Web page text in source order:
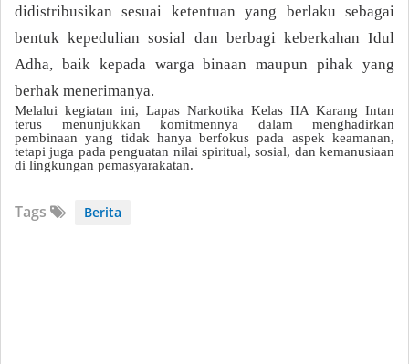
didistribusikan sesuai ketentuan yang berlaku sebagai
bentuk kepedulian sosial dan berbagi keberkahan Idul
Adha, baik kepada warga binaan maupun pihak yang
berhak menerimanya.
Melalui kegiatan ini, Lapas Narkotika Kelas IIA Karang Intan
terus menunjukkan komitmennya dalam menghadirkan
pembinaan yang tidak hanya berfokus pada aspek keamanan,
tetapi juga pada penguatan nilai spiritual, sosial, dan kemanusiaan
di lingkungan pemasyarakatan.
Tags Berita